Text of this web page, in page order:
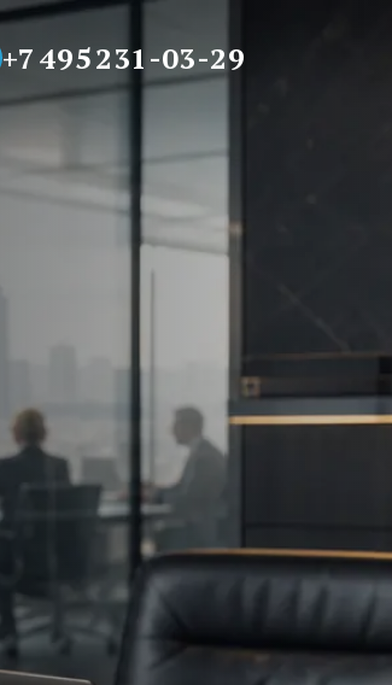
+7 495 231-03-29